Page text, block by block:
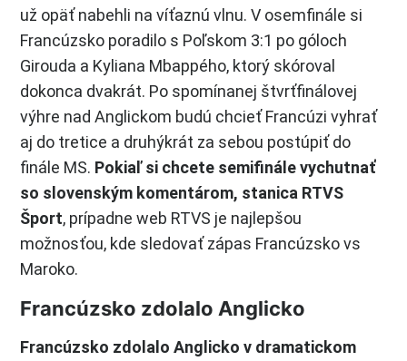
už opäť nabehli na víťaznú vlnu. V osemfinále si
Francúzsko poradilo s Poľskom 3:1 po góloch
Girouda a Kyliana Mbappého, ktorý skóroval
dokonca dvakrát. Po spomínanej štvrťfinálovej
výhre nad Anglickom budú chcieť Francúzi vyhrať
aj do tretice a druhýkrát za sebou postúpiť do
finále MS. Pokiaľ si chcete semifinále vychutnať
so slovenským komentárom, stanica RTVS
Šport, prípadne web RTVS je najlepšou
možnosťou, kde sledovať zápas Francúzsko vs
Maroko.
Francúzsko zdolalo Anglicko
Francúzsko zdolalo Anglicko v dramatickom